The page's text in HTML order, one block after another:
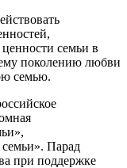
семьи в
поколению любви
семью.
Парад
при поддержке